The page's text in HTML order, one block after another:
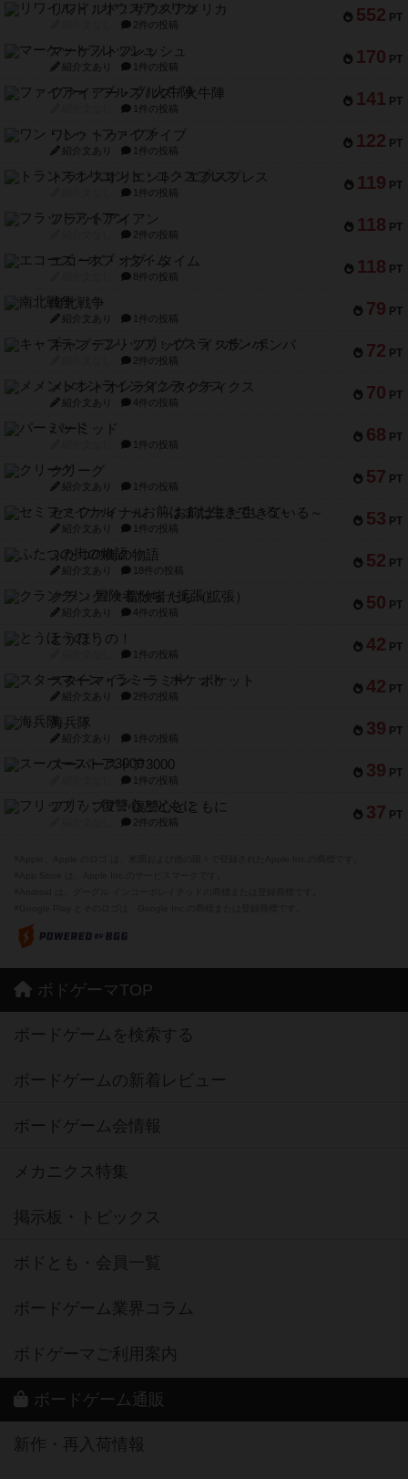
552 PT
リワイルド：サウスアメリカ
2件の投稿
170 PT
マーケットフレッシュ
紹介文あり 1件の投稿
141 PT
ファイアー・ブルズ / 火牛陣
1件の投稿
122 PT
ワン・トゥ・ファイブ
紹介文あり 1件の投稿
119 PT
トランスオリエント・エクスプレス
1件の投稿
118 PT
フラットアイアン
2件の投稿
118 PT
エコーズ・オブ・タイム
8件の投稿
79 PT
南北戦争
紹介文あり 1件の投稿
72 PT
キャプテン・フリップ：イスラ・ボンバ
2件の投稿
70 PT
メメントオンラインタクティクス
紹介文あり 4件の投稿
68 PT
パーミッド
1件の投稿
57 PT
クリーグ
紹介文あり 1件の投稿
53 PT
セミファイナル ～お前はまだ生きている～
紹介文あり 1件の投稿
52 PT
ふたつの街の物語
紹介文あり 18件の投稿
50 PT
クランク! ：冒険者たち（拡張）
紹介文あり 4件の投稿
42 PT
とうほうの！
1件の投稿
42 PT
スターマイン・ラミー ポケット
紹介文あり 2件の投稿
39 PT
海兵隊
紹介文あり 1件の投稿
39 PT
スーパーストア3000
1件の投稿
37 PT
フリップ７：復讐心とともに
2件の投稿
ボドゲーマTOP
ボードゲームを検索する
ボードゲームの新着レビュー
ボードゲーム会情報
メカニクス特集
掲示板・トピックス
ボドとも・会員一覧
ボードゲーム業界コラム
ボドゲーマご利用案内
ボードゲーム通販
新作・再入荷情報